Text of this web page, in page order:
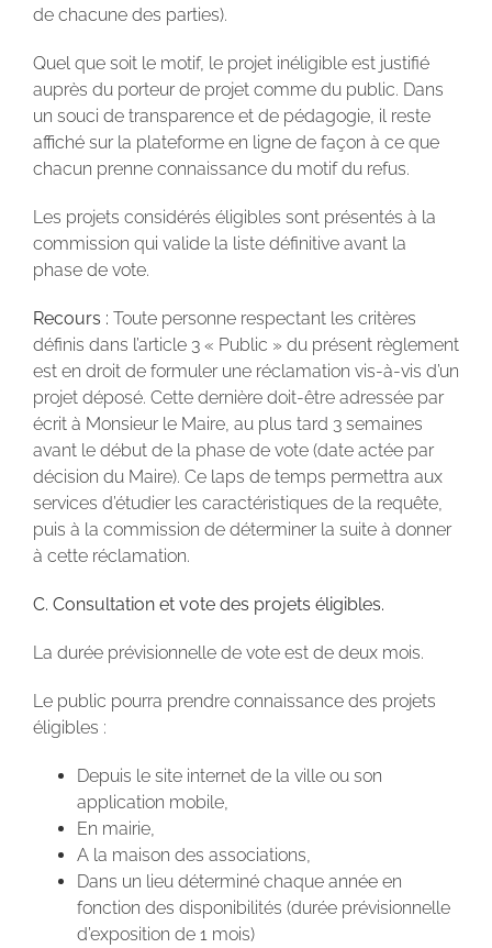
de chacune des parties).
Quel que soit le motif, le projet inéligible est justifié
auprès du porteur de projet comme du public. Dans
un souci de transparence et de pédagogie, il reste
affiché sur la plateforme en ligne de façon à ce que
chacun prenne connaissance du motif du refus.
Les projets considérés éligibles sont présentés à la
commission qui valide la liste définitive avant la
phase de vote.
Recours : Toute personne respectant les critères
définis dans l’article 3 « Public » du présent règlement
est en droit de formuler une réclamation vis-à-vis d’un
projet déposé. Cette dernière doit-être adressée par
écrit à Monsieur le Maire, au plus tard 3 semaines
avant le début de la phase de vote (date actée par
décision du Maire). Ce laps de temps permettra aux
services d’étudier les caractéristiques de la requête,
puis à la commission de déterminer la suite à donner
à cette réclamation.
C. Consultation et vote des projets éligibles.
La durée prévisionnelle de vote est de deux mois.
Le public pourra prendre connaissance des projets
éligibles :
Depuis le site internet de la ville ou son
application mobile,
En mairie,
A la maison des associations,
Dans un lieu déterminé chaque année en
fonction des disponibilités (durée prévisionnelle
d’exposition de 1 mois)